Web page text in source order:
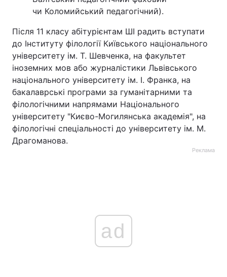
чи Коломийський педагогічний).
Після 11 класу абітурієнтам ШІ радить вступати
до Інституту філології Київського національного
університету ім. Т. Шевченка, на факультет
іноземних мов або журналістики Львівського
національного університету ім. І. Франка, на
бакалаврські програми за гуманітарними та
філологічними напрямами Національного
університету "Києво-Могилянська академія", на
філологічні спеціальності до університету ім. М.
Драгоманова.
Реклама
ad